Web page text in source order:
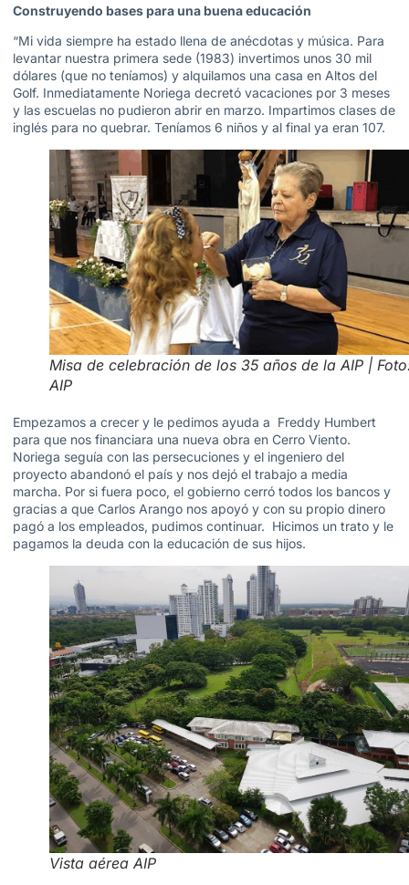
Construyendo bases para una buena educación
“Mi vida siempre ha estado llena de anécdotas y música. Para
levantar nuestra primera sede (1983) invertimos unos 30 mil
dólares (que no teníamos) y alquilamos una casa en Altos del
Golf. Inmediatamente Noriega decretó vacaciones por 3 meses
y las escuelas no pudieron abrir en marzo. Impartimos clases de
inglés para no quebrar. Teníamos 6 niños y al final ya eran 107.
Misa de celebración de los 35 años de la AIP |
AIP
Empezamos a crecer y le pedimos ayuda a Freddy Humbert
para que nos financiara una nueva obra en Cerro Viento.
Noriega seguía con las persecuciones y el ingeniero del
proyecto abandonó el país y nos dejó el trabajo a media
marcha. Por si fuera poco, el gobierno cerró todos los bancos y
gracias a que Carlos Arango nos apoyó y con su propio dinero
pagó a los empleados, pudimos continuar. Hicimos un trato y le
pagamos la deuda con la educación de sus hijos.
Vista aérea AIP